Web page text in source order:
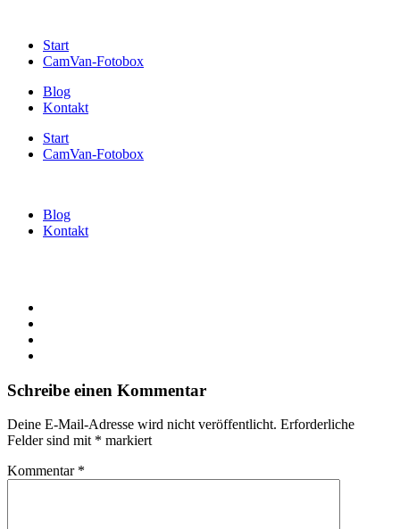
Start
CamVan-Fotobox
Blog
Kontakt
Start
CamVan-Fotobox
Blog
Kontakt
Schreibe einen Kommentar
Deine E-Mail-Adresse wird nicht veröffentlicht. Erforderliche
Felder sind mit * markiert
Kommentar *